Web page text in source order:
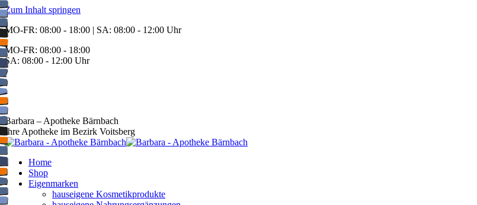
Zum Inhalt springen
MO-FR: 08:00 - 18:00 | SA: 08:00 - 12:00 Uhr
MO-FR: 08:00 - 18:00
SA: 08:00 - 12:00 Uhr
BEREITSCHAFT
+43 3142 62553
Barbara – Apotheke Bärnbach
Ihre Apotheke im Bezirk Voitsberg
Home
Shop
Eigenmarken
hauseigene Kosmetikprodukte